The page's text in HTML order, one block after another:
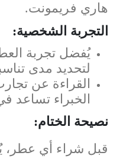
هاري فريمونت.
التجربة الشخصية:
يُفضل تجربة
لتحديد مدى
القراءة عن
الخبراء تساعد
نصيحة الختام:
قبل شراء أي عطر،